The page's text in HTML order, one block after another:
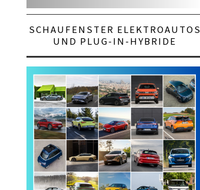
SCHAUFENSTER ELEKTROAUTOS
UND PLUG-IN-HYBRIDE